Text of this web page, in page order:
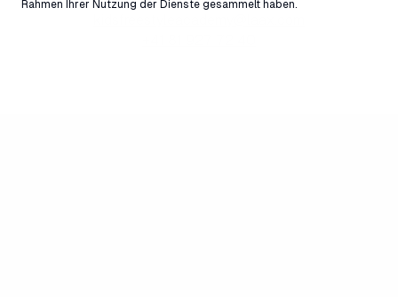
Rahmen Ihrer Nutzung der Dienste gesammelt haben.